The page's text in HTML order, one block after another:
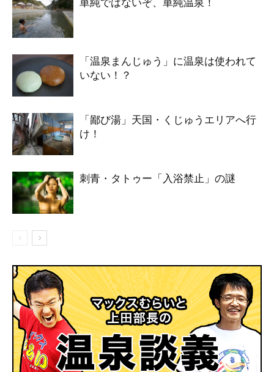
単純ではないぞ、単純温泉！
「温泉まんじゅう」に温泉は使われて
いない！？
「鄙び湯」天国・くじゅうエリアへ行
け！
刺青・タトゥー「入浴禁止」の謎